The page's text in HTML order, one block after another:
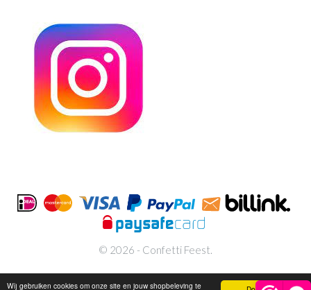
Wij gebruiken cookies om onze site en jouw shopbeleving te
© 2026 - Confetti Feest.